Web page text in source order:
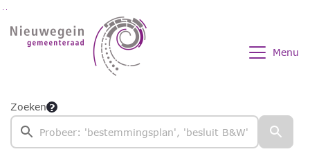
Ga naar de inhoud van deze pagina
Menu
Zoeken